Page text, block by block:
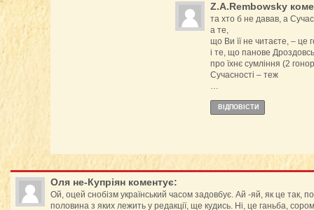
Z.A.Rembowsky
та хто б не давав, а
а те,
що Ви її не читаєте, – це
і те, що панове
про їхнє сумління (2
Сучасності – теж
…
ВІДПОВІCТИ
Оля не-Купріян коментує:
Ой, оцей снобізм український часом задовбує. Ай -яй, як це так,
половина з яких лежить у редакції, ще кудись. Ні, це ганьба,